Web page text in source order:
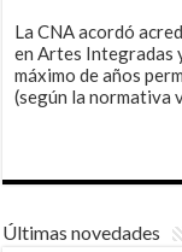
La CNA acordó
en Artes Integradas
máximo de años
(según la normativa
Últimas novedades